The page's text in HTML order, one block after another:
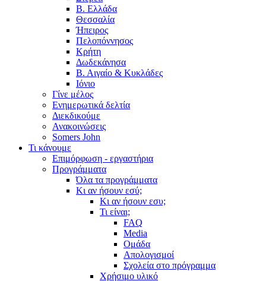
Β. Ελλάδα
Θεσσαλία
Ήπειρος
Πελοπόννησος
Κρήτη
Δωδεκάνησα
Β. Αιγαίο & Κυκλάδες
Ιόνιο
Γίνε μέλος
Ενημερωτικά δελτία
Διεκδικούμε
Ανακοινώσεις
Somers John
Τι κάνουμε
Επιμόρφωση - εργαστήρια
Προγράμματα
Όλα τα προγράμματα
Κι αν ήσουν εσύ;
Κι αν ήσουν εσυ;
Τι είναι;
FAQ
Media
Ομάδα
Απολογισμοί
Σχολεία στο πρόγραμμα
Χρήσιμο υλικό